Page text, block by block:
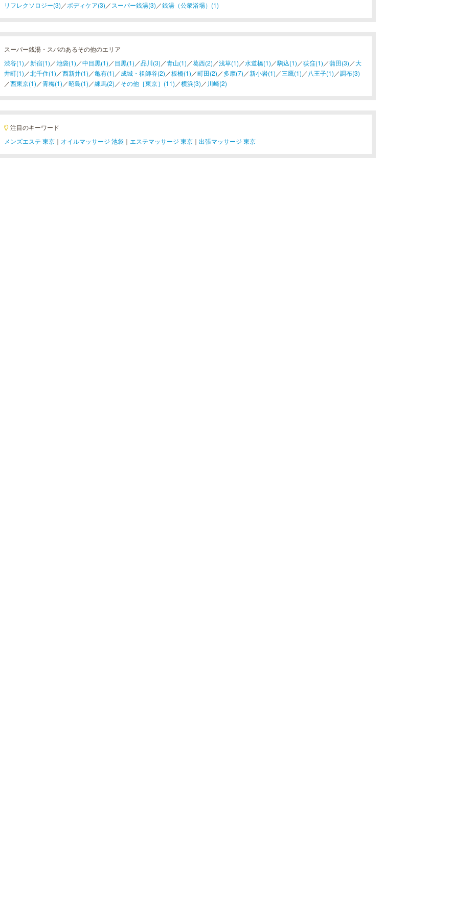
リフレクソロジー(3) ／ボディケア(3) ／ スーパー銭湯(3) ／銭湯（公衆浴場）(1)
スーパー銭湯・スパのあるその他のエリア
渋谷(1) ／新宿(1) ／池袋(1) ／中目黒(1) ／目黒(1) ／品川(3) ／青山(1) ／葛西(2) ／浅草(1) ／水道橋(1) ／駒込(1) ／荻窪(1) ／蒲田(3) ／大
井町(1) ／北千住(1) ／西新井(1) ／亀有(1) ／成城・祖師谷(2) ／板橋(1) ／町田(2) ／多摩(7) ／新小岩(1) ／三鷹(1) ／ 八王子(1) ／調布(3)
／西東京(1) ／青梅(1) ／昭島(1) ／練馬(2) ／その他［東京］(11) ／横浜(3) ／ 川崎(2)
注目のキーワード
メンズエステ 東京 ｜ オイルマッサージ 池袋 ｜ エステマッサージ 東京 ｜ 出張マッサージ 東京